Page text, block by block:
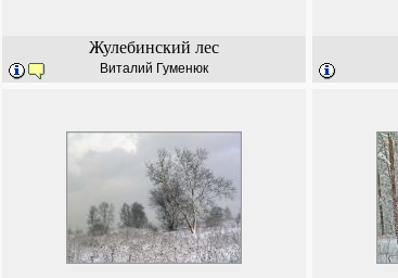
Жулебинский лес
Виталий Гуменюк